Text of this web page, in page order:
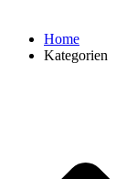
Home
Kategorien